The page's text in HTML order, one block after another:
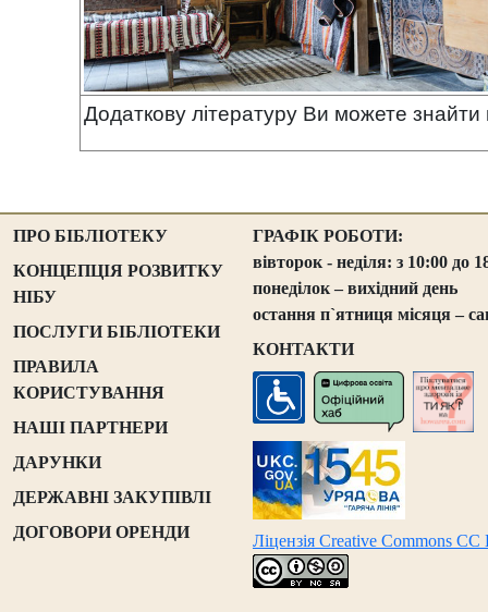
Додаткову літературу Ви можете
ПРО БІБЛІОТЕКУ
КОНЦЕПЦІЯ РОЗВИТКУ
НІБУ
ПОСЛУГИ БІБЛІОТЕКИ
ПРАВИЛА
КОРИСТУВАННЯ
НАШІ ПАРТНЕРИ
ДАРУНКИ
ДЕРЖАВНІ ЗАКУПІВЛІ
ДОГОВОРИ ОРЕНДИ
ГРАФІК РОБОТИ:
вівторок - неділя: з 10:00 до
понеділок – вихідний день
остання п`ятниця місяця –
КОНТАКТИ
Ліцензія Creative Commons